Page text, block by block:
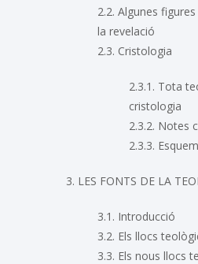
2.2. Algunes
la revelació
2.3. Cristologia
2.3.1. Tota
cristologia
2.3.2. Notes
2.3.3.
3. LES FONTS DE LA
3.1. Introducció
3.2. Els llocs
3.3. Els nous llocs